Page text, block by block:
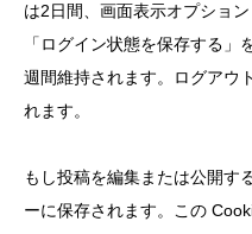
は2日間、画面表示オプショ
「ログイン状態を保存する
週間維持されます。ログアウ
れます。
もし投稿を編集または公開す
ーに保存されます。この